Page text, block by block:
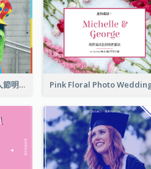
藍色和紅色小丑照片愚人節明信片